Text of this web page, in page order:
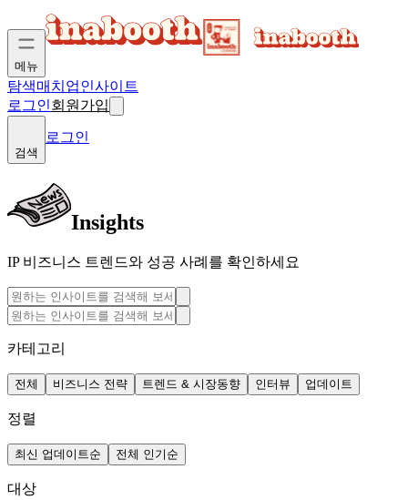
메뉴
탐색매치업인사이트
로그인회원가입
검색
로그인
Insights
IP 비즈니스 트렌드와 성공 사례를 확인하세요
카테고리
전체 비즈니스 전략 트렌드 & 시장동향 인터뷰 업데이트
정렬
최신 업데이트순 전체 인기순
대상